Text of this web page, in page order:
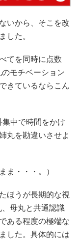
いから、そこを改
した。
てを同時に点数
モチベーション
きているならこん
中で時間をかけ
丸を勘違いさせよ
ま・・・。）
ほうが長期的な視
母丸と共通認識
ある程度の極端な
した。具体的には